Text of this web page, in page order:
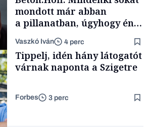
mondott már abban
a pillanatban, úgyhogy én
a legsarkosabb
gondolataimat akartam
kimondani
Vaszkó Iván 4 perc
Tippelj, idén hány látogatót
várnak naponta a Szigetre
Forbes 3 perc